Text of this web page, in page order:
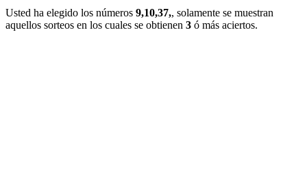
Usted ha elegido los números 9,10,37,, solamente se muestran
aquellos sorteos en los cuales se obtienen 3 ó más aciertos.